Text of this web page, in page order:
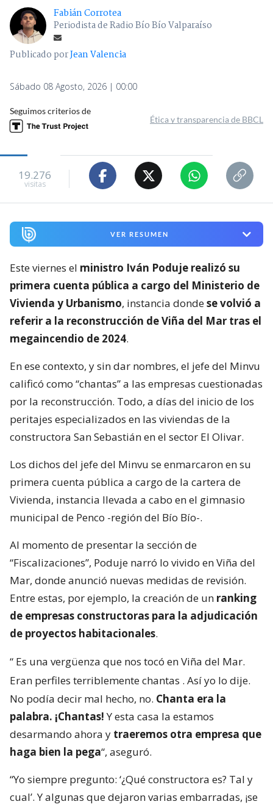
Fabián Corrotea
Periodista de Radio Bío Bío Valparaíso
Publicado porJean Valencia
Sábado 08 Agosto, 2026 | 00:00
Seguimos criterios de
Ética y transparencia de BBCL
19.276
visitas
VER RESUMEN
Este viernes el ministro Iván Poduje realizó su
primera cuenta pública a cargo del Ministerio de
Vivienda y Urbanismo, instancia dondese volvió a
referir a la reconstrucción de Viña del Mar tras el
megaincendio de 2024.
En ese contexto, y sin dar nombres, el jefe del Minvu
calificó como “chantas” a las empresas cuestionadas
por la reconstrucción. Todo, a días del inicio de los
peritajes especializados en las viviendas de la
constructora San Sebastián en el sector El Olivar.
Los dichos del jefe del Minvu se enmarcaron en su
primera cuenta pública a cargo de la cartera de
Vivienda, instancia llevada a cabo en el gimnasio
municipal de Penco -región del Bío Bío-.
Al momento de presentar la sección de
“Fiscalizaciones”, Poduje narró lo vivido en Viña del
Mar, donde anunció nuevas medidas de revisión.
Entre estas, por ejemplo, la creación de un ranking
de empresas constructoras para la adjudicación
de proyectos habitacionales.
“ Es una vergüenza que nos tocó en Viña del Mar.
Eran perfiles terriblemente chantas . Así yo lo dije.
No podía decir mal hecho, no. Chanta era la
palabra. ¡Chantas!Y esta casa la estamos
desarmando ahora y traeremos otra empresa que
haga bien la pega“, aseguró.
“Yo siempre pregunto: ‘¿Qué constructora es? Tal y
cual’. Y algunas que dejaron varias embarradas, ¡se